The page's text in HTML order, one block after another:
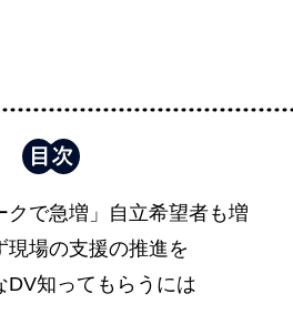
クで急増」自立希望者も増
現場の支援の推進を
DV知ってもらうには